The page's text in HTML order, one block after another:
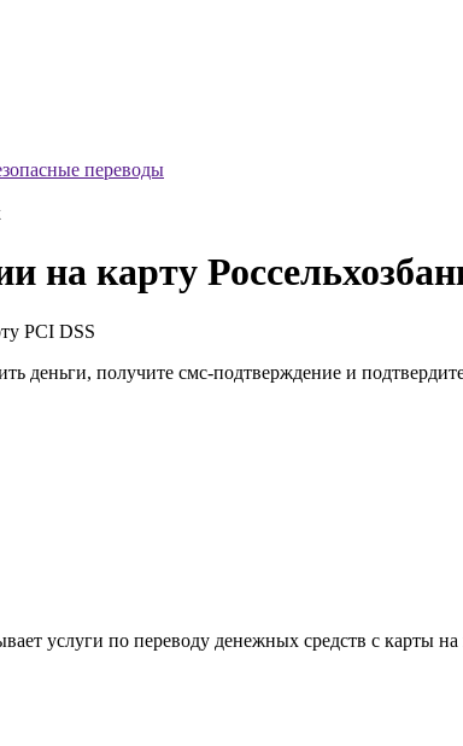
переводы
на карту
PCI DSS
деньги, получите смс-подтверждение и
услуги по переводу денежных средств с карты